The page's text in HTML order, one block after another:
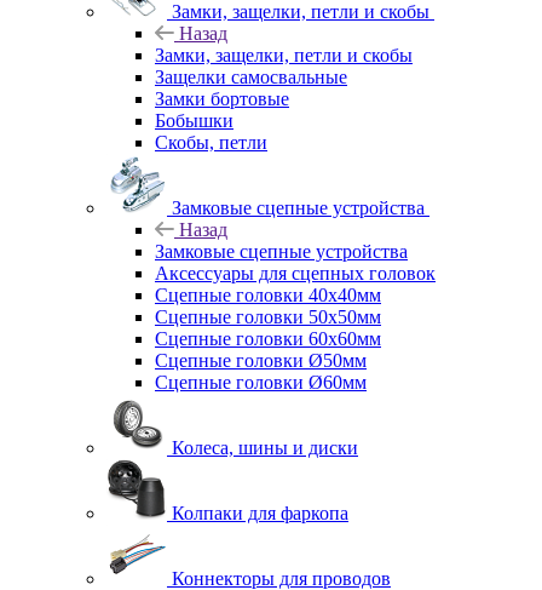
Замки, защелки, петли и скобы
Назад
Замки, защелки, петли и скобы
Защелки самосвальные
Замки бортовые
Бобышки
Скобы, петли
Замковые сцепные устройства
Назад
Замковые сцепные устройства
Аксессуары для сцепных головок
Сцепные головки 40x40мм
Сцепные головки 50x50мм
Сцепные головки 60x60мм
Сцепные головки Ø50мм
Сцепные головки Ø60мм
Колеса, шины и диски
Колпаки для фаркопа
Коннекторы для проводов